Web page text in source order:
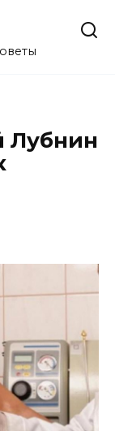
Лубнин